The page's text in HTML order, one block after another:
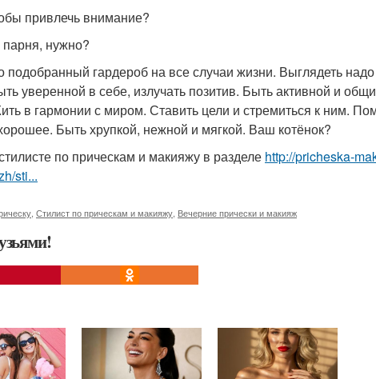
привлечь внимание?
нужно?
гардероб на все случаи жизни. Выглядеть
уверенной в себе, излучать позитив. Быть активной и
в гармонии с миром. Ставить цели и стремиться к ним.
Быть хрупкой, нежной и мягкой. Ваш котёнок?
по прическам и макияжу в разделе http://pricheska-
sti...
Стилист по прическам и макияжу Вечерние прически и макияж